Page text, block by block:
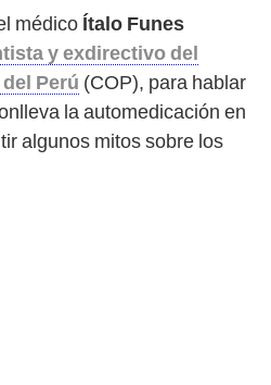
médico Ítalo Funes
y exdirectivo del
Perú (COP), para hablar
la automedicación en
algunos mitos sobre los